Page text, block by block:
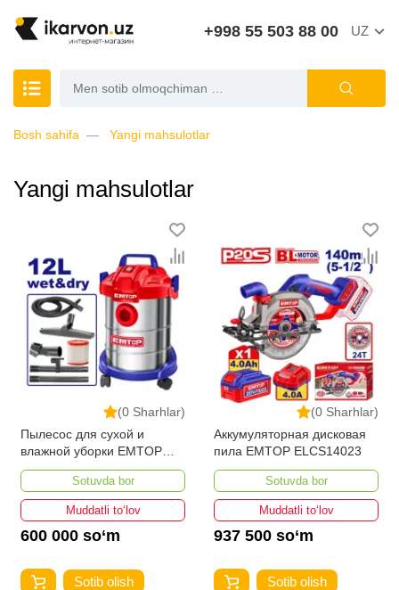
+998 55 503 88 00 UZ
Bosh sahifa Yangi mahsulotlar
Yangi mahsulotlar
(0 Sharhlar)
Пылесос для сухой и
влажной уборки EMTOP
EVCR0801
Sotuvda bor
Muddatli to‘lov
600 000 so‘m
Sotib olish
(0 Sharhlar)
Аккумуляторная дисковая
пила EMTOP ELCS14023
Sotuvda bor
Muddatli to‘lov
937 500 so‘m
Sotib olish